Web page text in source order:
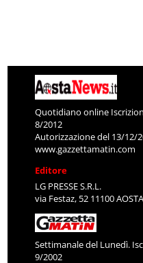
Quotidiano online
8/2012
Autorizzazione del 13/12/
www.gazzettamatin.com
Editore
LG PRESSE S.R.L.
via Festaz, 52 11100 AOSTA
Settimanale del Lunedì.
9/2002